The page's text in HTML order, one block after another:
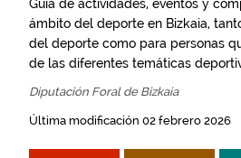
Guía de actividades, eventos y
ámbito del deporte en Bizkaia,
del deporte como para personas
de las diferentes temáticas
Diputación Foral de Bizkaia
Última modificación 02 febrero 2026